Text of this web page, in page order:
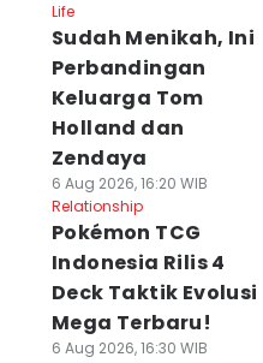
Life
Sudah Menikah, Ini
Perbandingan
Keluarga Tom
Holland dan
Zendaya
6 Aug 2026, 16:20 WIB
Relationship
Pokémon TCG
Indonesia Rilis 4
Deck Taktik Evolusi
Mega Terbaru!
6 Aug 2026, 16:30 WIB